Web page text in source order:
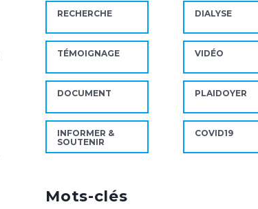
RECHERCHE DIALYSE
TÉMOIGNAGE VIDÉO
DOCUMENT PLAIDOYER
INFORMER &
SOUTENIR
COVID19
Mots-clés